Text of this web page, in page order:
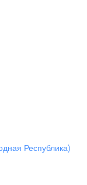
Республика)